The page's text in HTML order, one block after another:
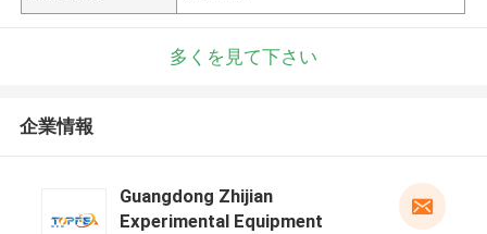
多くを見て下さい
企業情報
Guangdong Zhijian
Experimental Equipment